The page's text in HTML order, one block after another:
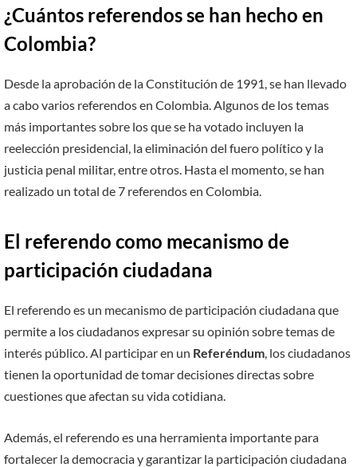
¿Cuántos referendos se han hecho en
Colombia?
Desde la aprobación de la Constitución de 1991, se han llevado
a cabo varios referendos en Colombia. Algunos de los temas
más importantes sobre los que se ha votado incluyen la
reelección presidencial, la eliminación del fuero político y la
justicia penal militar, entre otros. Hasta el momento, se han
realizado un total de 7 referendos en Colombia.
El referendo como mecanismo de
participación ciudadana
El referendo es un mecanismo de participación ciudadana que
permite a los ciudadanos expresar su opinión sobre temas de
interés público. Al participar en un Referéndum, los ciudadanos
tienen la oportunidad de tomar decisiones directas sobre
cuestiones que afectan su vida cotidiana.
Además, el referendo es una herramienta importante para
fortalecer la democracia y garantizar la participación ciudadana